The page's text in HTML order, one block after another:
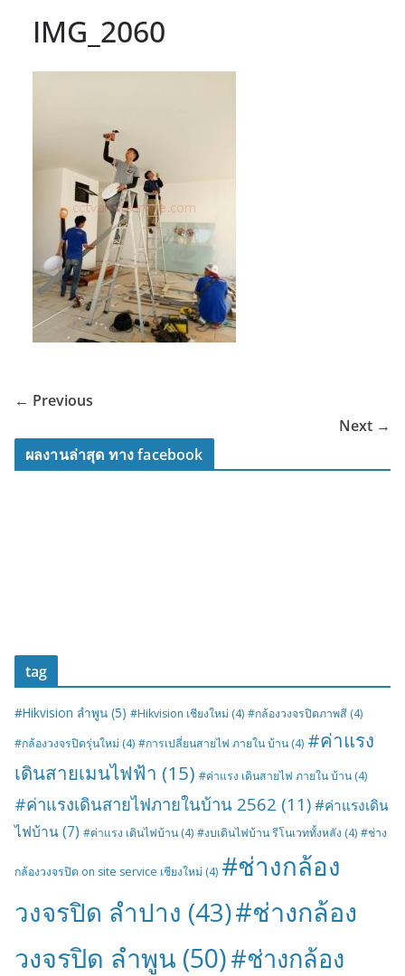
IMG_2060
← Previous
Next →
ผลงานล่าสุด ทาง facebook
tag
#Hikvision ลำพูน (5) #Hikvision เชียงใหม่ (4) #กล้องวงจรปิดภาพสี (4)
#กล้องวงจรปิดรุ่นใหม่ (4) #การเปลี่ยนสายไฟ ภายใน บ้าน (4) #ค่าแรง
เดินสายเมนไฟฟ้า (15) #ค่าแรง เดินสายไฟ ภายใน บ้าน (4)
#ค่าแรงเดินสายไฟภายในบ้าน 2562 (11) #ค่าแรงเดิน
ไฟบ้าน(7) #ค่าแรง เดินไฟบ้าน (4) #งบเดินไฟบ้าน รีโนเวททั้งหลัง (4) #ช่าง
กล้องวงจรปิด on site service เชียงใหม่ (4) #ช่างกล้อง
วงจรปิด ลำปาง (43)#ช่างกล้อง
วงจรปิด ลำพูน (50)#ช่างกล้อง